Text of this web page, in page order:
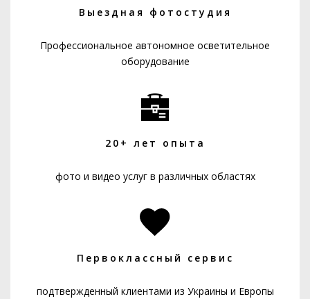
Выездная фотостудия
Профессиональное автономное осветительное
оборудование
20+ лет опыта
фото и видео услуг в различных областях
Первоклассный сервис
подтвержденный клиентами из Украины и Европы